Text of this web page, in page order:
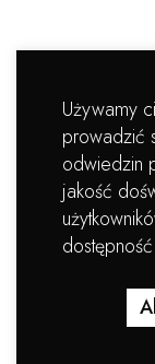
Copyright ©
Używamy
prowadzić
odwiedzin
jakość